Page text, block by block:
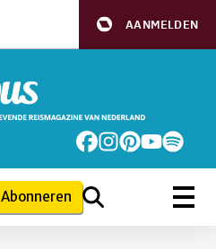
AANMELDEN
Abonneren